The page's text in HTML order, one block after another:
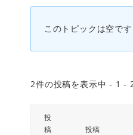
このトピックは空です
2件の投稿を表示中 - 1 -
投
稿
投稿